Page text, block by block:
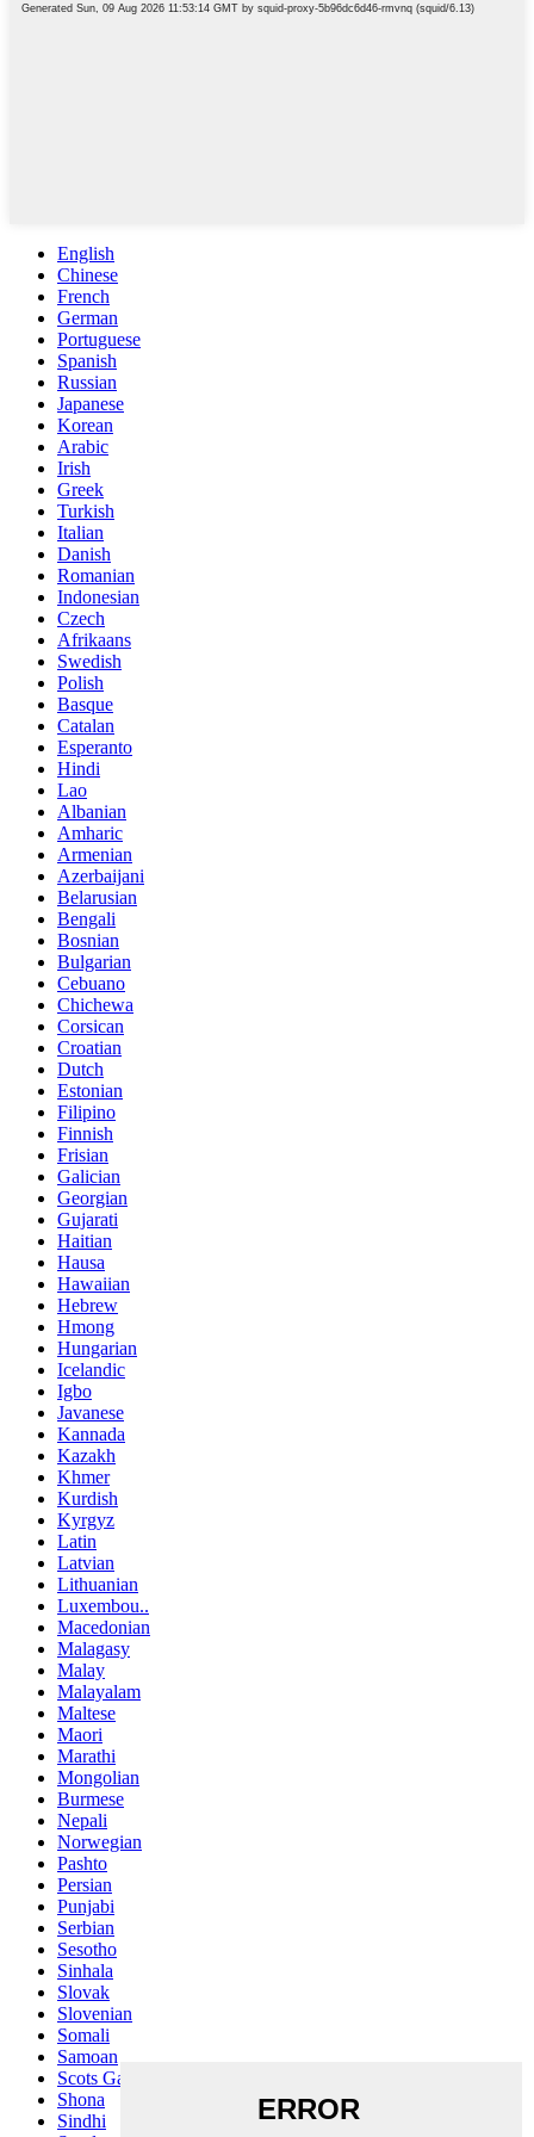
English
Chinese
French
German
Portuguese
Spanish
Russian
Japanese
Korean
Arabic
Irish
Greek
Turkish
Italian
Danish
Romanian
Indonesian
Czech
Afrikaans
Swedish
Polish
Basque
Catalan
Esperanto
Hindi
Lao
Albanian
Amharic
Armenian
Azerbaijani
Belarusian
Bengali
Bosnian
Bulgarian
Cebuano
Chichewa
Corsican
Croatian
Dutch
Estonian
Filipino
Finnish
Frisian
Galician
Georgian
Gujarati
Haitian
Hausa
Hawaiian
Hebrew
Hmong
Hungarian
Icelandic
Igbo
Javanese
Kannada
Kazakh
Khmer
Kurdish
Kyrgyz
Latin
Latvian
Lithuanian
Luxembou..
Macedonian
Malagasy
Malay
Malayalam
Maltese
Maori
Marathi
Mongolian
Burmese
Nepali
Norwegian
Pashto
Persian
Punjabi
Serbian
Sesotho
Sinhala
Slovak
Slovenian
Somali
Samoan
Scots Gaelic
Shona
Sindhi